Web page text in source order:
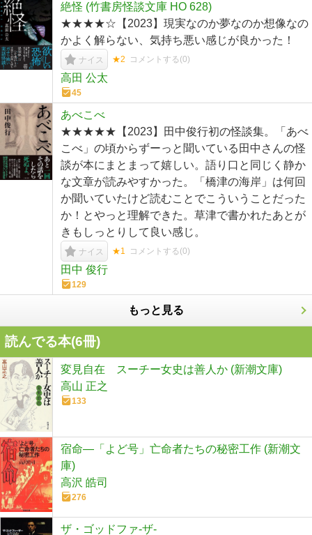
絶怪 (竹書房怪談文庫 HO 628)
★★★★☆【2023】現実なのか夢なのか想像なの
かよく解らない、気持ち悪い感じが良かった！
ナイス ★2 コメントする(0)
高田 公太
45
あべこべ
★★★★★【2023】田中俊行初の怪談集。「あべ
こべ」の頃からずーっと聞いている田中さんの怪
談が本にまとまって嬉しい。語り口と同じく静か
な文章が読みやすかった。「橋津の海岸」は何回
か聞いていたけど読むことでこういうことだった
か！とやっと理解できた。草津で書かれたあとが
きもしっとりして良い感じ。
ナイス ★1 コメントする(0)
田中 俊行
129
もっと見る
読んでる本(6冊)
変見自在 スーチー女史は善人か (新潮文庫)
高山 正之
133
宿命―「よど号」亡命者たちの秘密工作 (新潮文
庫)
高沢 皓司
276
ザ・ゴッドファ-ザ-